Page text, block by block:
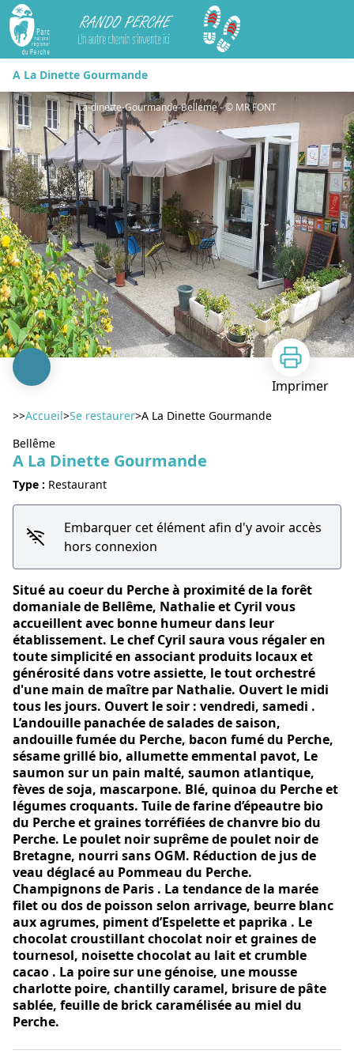
Rando Perche
A La Dinette Gourmande
La-dinette-Gourmande-Belleme - © MR FONT
Imprimer
>>Accueil>Se restaurer>A La Dinette Gourmande
Bellême
A La Dinette Gourmande
Type : Restaurant
Embarquer cet élément afin d'y avoir accès
hors connexion
Situé au coeur du Perche à proximité de la forêt
domaniale de Bellême, Nathalie et Cyril vous
accueillent avec bonne humeur dans leur
établissement. Le chef Cyril saura vous régaler en
toute simplicité en associant produits locaux et
générosité dans votre assiette, le tout orchestré
d'une main de maître par Nathalie. Ouvert le midi
tous les jours. Ouvert le soir : vendredi, samedi .
L’andouille panachée de salades de saison,
andouille fumée du Perche, bacon fumé du Perche,
sésame grillé bio, allumette emmental pavot, Le
saumon sur un pain malté, saumon atlantique,
fèves de soja, mascarpone. Blé, quinoa du Perche et
légumes croquants. Tuile de farine d’épeautre bio
du Perche et graines torréfiées de chanvre bio du
Perche. Le poulet noir suprême de poulet noir de
Bretagne, nourri sans OGM. Réduction de jus de
veau déglacé au Pommeau du Perche.
Champignons de Paris . La tendance de la marée
filet ou dos de poisson selon arrivage, beurre blanc
aux agrumes, piment d’Espelette et paprika . Le
chocolat croustillant chocolat noir et graines de
tournesol, noisette chocolat au lait et crumble
cacao . La poire sur une génoise, une mousse
charlotte poire, chantilly caramel, brisure de pâte
sablée, feuille de brick caramélisée au miel du
Perche.